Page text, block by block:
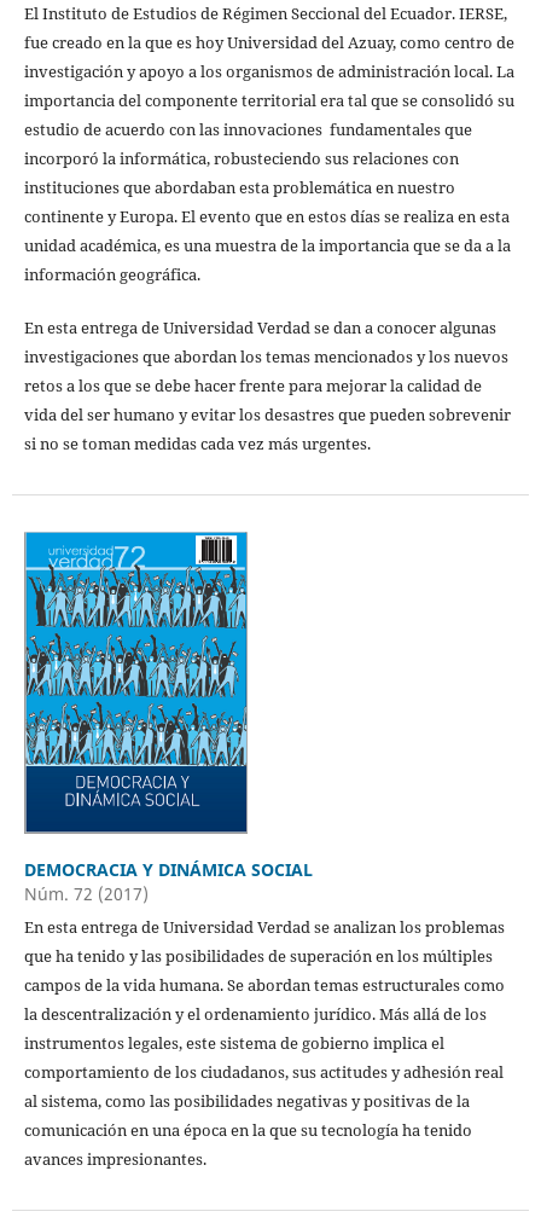
El Instituto de Estudios de Régimen Seccional del Ecuador. IERSE,
fue creado en la que es hoy Universidad del Azuay, como centro de
investigación y apoyo a los organismos de administración local. La
importancia del componente territorial era tal que se consolidó su
estudio de acuerdo con las innovaciones fundamentales que
incorporó la informática, robusteciendo sus relaciones con
instituciones que abordaban esta problemática en nuestro
continente y Europa. El evento que en estos días se realiza en esta
unidad académica, es una muestra de la importancia que se da a la
información geográfica.
En esta entrega de Universidad Verdad se dan a conocer algunas
investigaciones que abordan los temas mencionados y los nuevos
retos a los que se debe hacer frente para mejorar la calidad de
vida del ser humano y evitar los desastres que pueden sobrevenir
si no se toman medidas cada vez más urgentes.
DEMOCRACIA Y DINÁMICA SOCIAL
Núm. 72 (2017)
En esta entrega de Universidad Verdad se analizan los problemas
que ha tenido y las posibilidades de superación en los múltiples
campos de la vida humana. Se abordan temas estructurales como
la descentralización y el ordenamiento jurídico. Más allá de los
instrumentos legales, este sistema de gobierno implica el
comportamiento de los ciudadanos, sus actitudes y adhesión real
al sistema, como las posibilidades negativas y positivas de la
comunicación en una época en la que su tecnología ha tenido
avances impresionantes.